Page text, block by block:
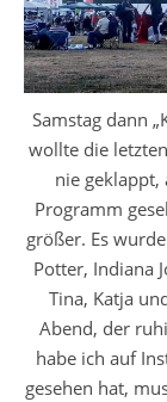
Samstag dann
wollte die
nie geklappt,
Programm
größer. Es
Potter, Indiana
Tina, Katja
Abend, der
habe ich auf
gesehen hat,